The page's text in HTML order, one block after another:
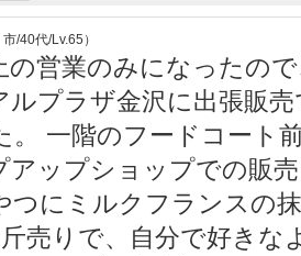
/40代/Lv.65）
の営業のみになったの
ルプラザ金沢に出張販
。 一階のフードコート
アップショップでの販
つにミルクフランスの
売りで、自分で好き